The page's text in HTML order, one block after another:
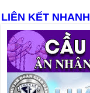
LIÊN KẾT NHANH